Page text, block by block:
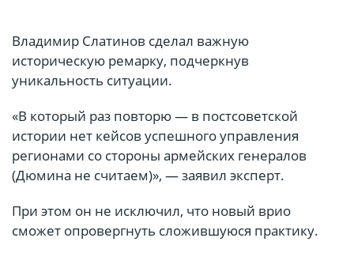
Владимир Слатинов сделал важную
историческую ремарку, подчеркнув
уникальность ситуации.
«В который раз повторю — в постсоветской
истории нет кейсов успешного управления
регионами со стороны армейских генералов
(Дюмина не считаем)», — заявил эксперт.
При этом он не исключил, что новый врио
сможет опровергнуть сложившуюся практику.